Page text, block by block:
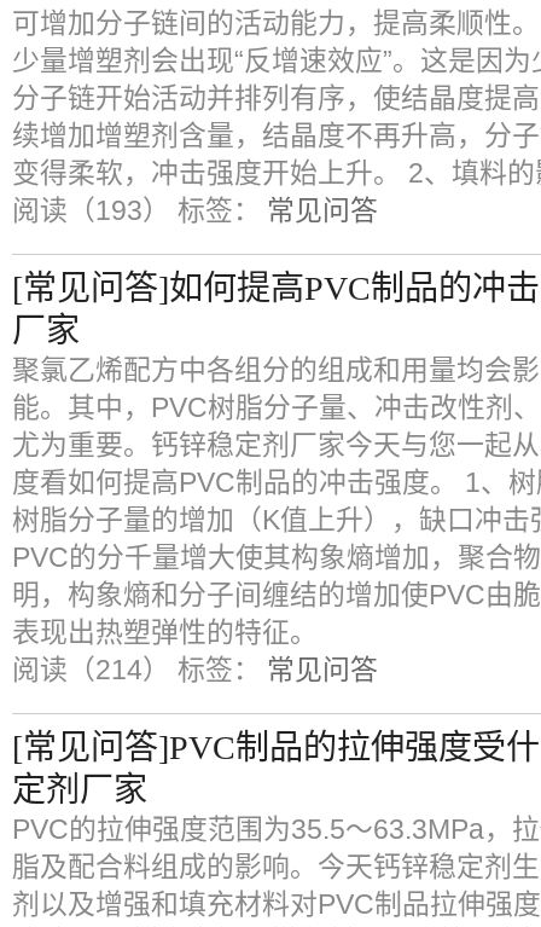
可增加分子链间的活动能力，提高柔顺性
少量增塑剂会出现“反增速效应”。这是因
分子链开始活动并排列有序，使结晶度提
续增加增塑剂含量，结晶度不再升高，分
变得柔软，冲击强度开始上升。 2、填料
阅读（193） 标签： 常见问答
[常见问答]如何提高PVC制品的冲
厂家
聚氯乙烯配方中各组分的组成和用量均会
能。其中，PVC树脂分子量、冲击改性剂
尤为重要。钙锌稳定剂厂家今天与您一起
度看如何提高PVC制品的冲击强度。 1、
树脂分子量的增加（K值上升），缺口冲
PVC的分千量增大使其构象熵增加，聚合
明，构象熵和分子间缠结的增加使PVC由
表现出热塑弹性的特征。
阅读（214） 标签： 常见问答
[常见问答]PVC制品的拉伸强度受
定剂厂家
PVC的拉伸强度范围为35.5～63.3MPa，
脂及配合料组成的影响。今天钙锌稳定剂
剂以及增强和填充材料对PVC制品拉伸强